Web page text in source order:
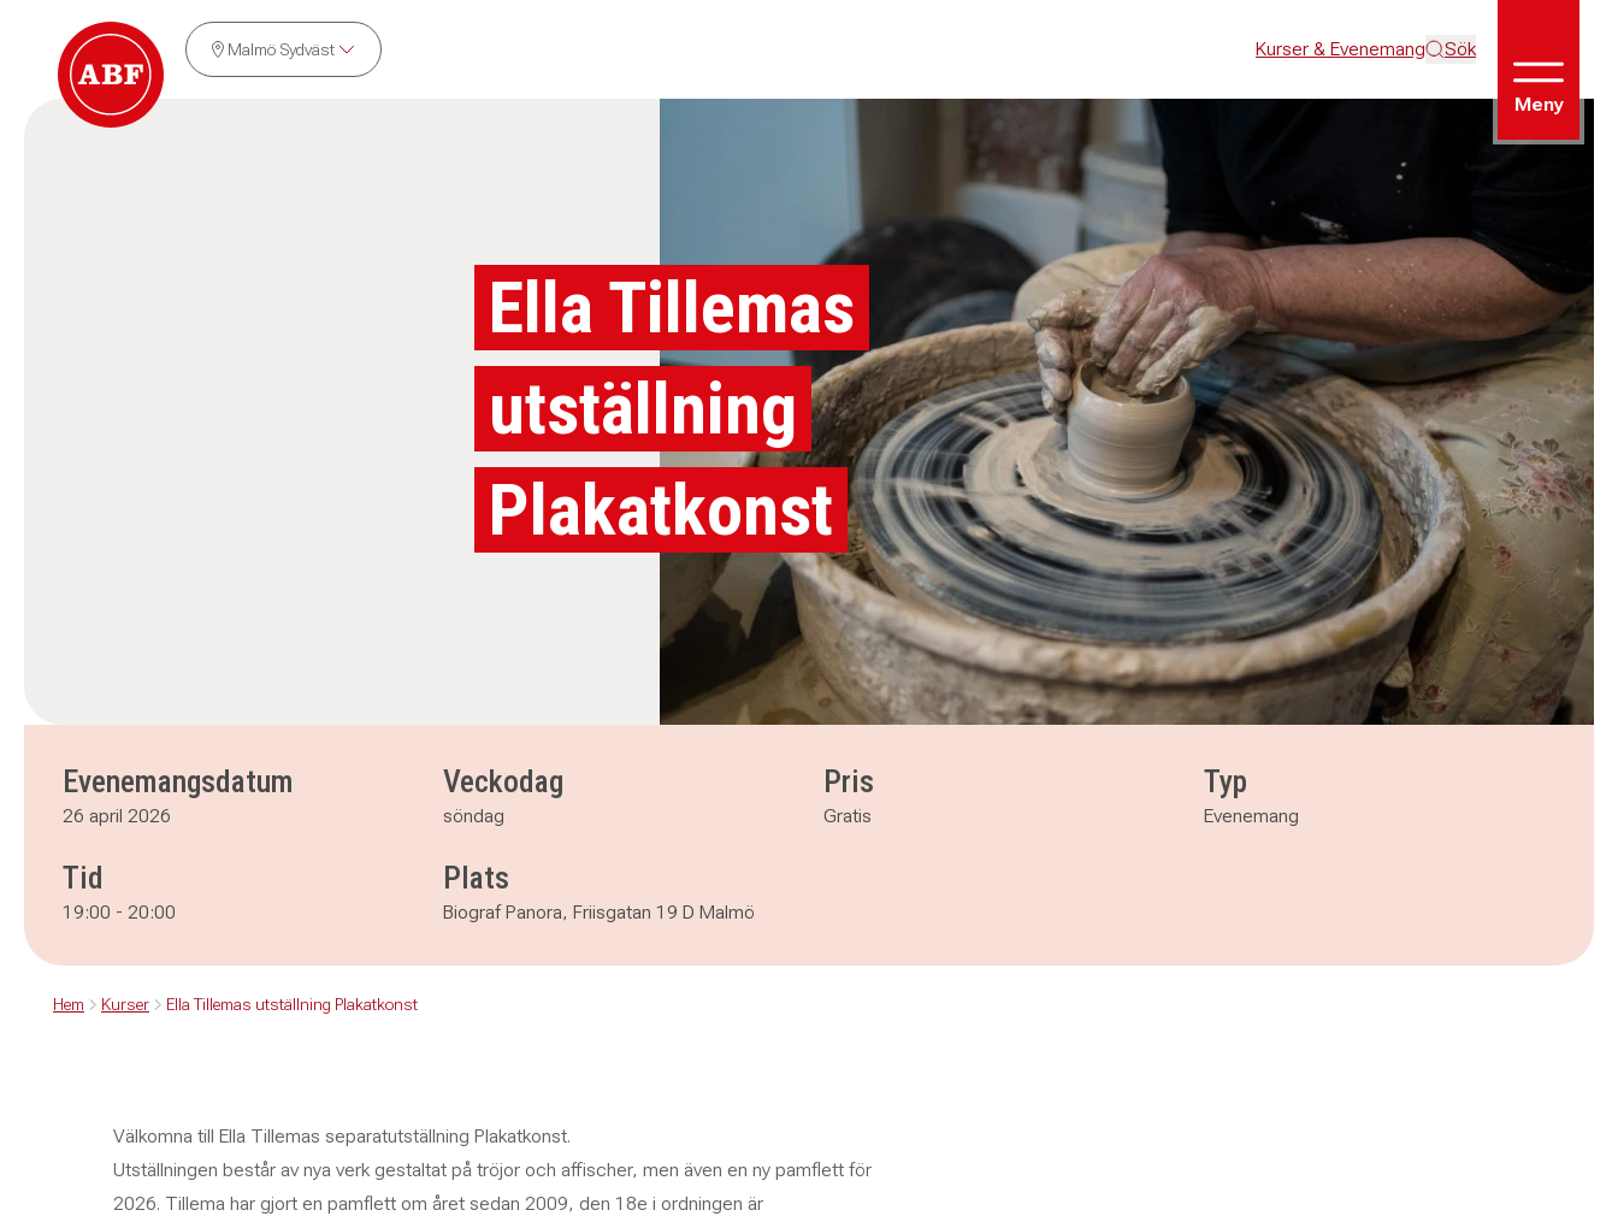
Malmö Sydväst Kurser & Evenemang Sök
Meny
Ella Tillemas
utställning
Plakatkonst
Evenemangsdatum
26 april 2026
Veckodag
söndag
Tid
19:00 - 20:00
Plats
Biograf Panora, Friisgatan 19 D Malmö
Pris
Gratis
Typ
Evenemang
Hem Kurser Ella Tillemas utställning Plakatkonst
Välkomna till Ella Tillemas separatutställning Plakatkonst.
Utställningen består av nya verk gestaltat på tröjor och affischer, men även en ny pamflett för
2026. Tillema har gjort en pamflett om året sedan 2009, den 18e i ordningen är